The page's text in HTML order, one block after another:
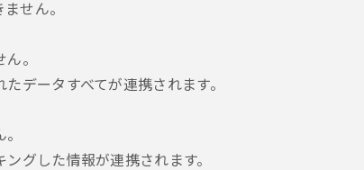
せん。
。
データすべてが連携されます。
グした情報が連携されます。